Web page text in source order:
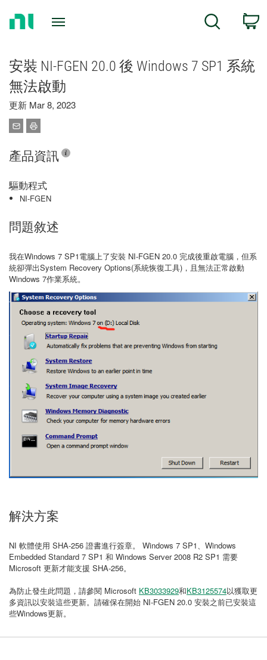
Search
安裝 NI-FGEN 20.0 後 Windows 7 SP1 系統
無法啟動
更新 Mar 8, 2023
產品資訊
驅動程式
NI-FGEN
問題敘述
我在Windows 7 SP1電腦上了安裝 NI-FGEN 20.0 完成後重啟電腦，但系
統卻彈出System Recovery Options(系統恢復工具)，且無法正常啟動
Windows 7作業系統。
解決方案
NI 軟體使用 SHA-256 證書進行簽章。 Windows 7 SP1、Windows
Embedded Standard 7 SP1 和 Windows Server 2008 R2 SP1 需要
Microsoft 更新才能支援 SHA-256。
為防止發生此問題，請參閱 Microsoft KB3033929和KB3125574以獲取更
多資訊以安裝這些更新。請確保在開始 NI-FGEN 20.0 安裝之前已安裝這
些Windows更新。